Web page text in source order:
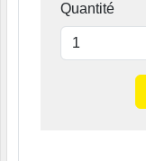
Quantité